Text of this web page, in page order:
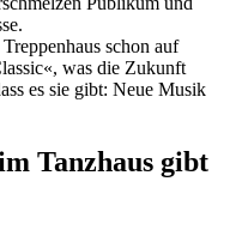
schon auf
was die Zukunft
es sie gibt: Neue Musik
Tanzhaus gibt